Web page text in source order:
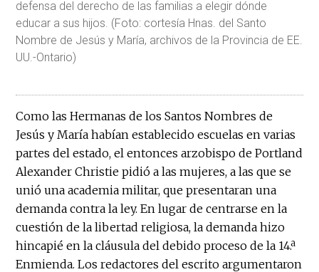
defensa del derecho de las familias a elegir dónde
educar a sus hijos. (Foto: cortesía Hnas. del Santo
Nombre de Jesús y María, archivos de la Provincia de EE.
UU.-Ontario)
Como las Hermanas de los Santos Nombres de
Jesús y María habían establecido escuelas en varias
partes del estado, el entonces arzobispo de Portland
Alexander Christie pidió a las mujeres, a las que se
unió una academia militar, que presentaran una
demanda contra la ley. En lugar de centrarse en la
cuestión de la libertad religiosa, la demanda hizo
hincapié en la cláusula del debido proceso de la 14.ª
Enmienda. Los redactores del escrito argumentaron